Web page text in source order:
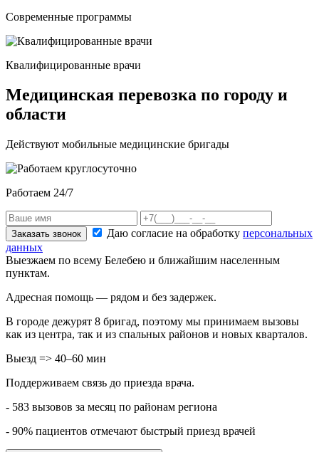
Современные программы
Квалифицированные врачи
Медицинская перевозка по городу и
области
Действуют мобильные медицинские бригады
Работаем 24/7
Заказать звонок Даю согласие на обработку персональных
данных
Выезжаем по всему Белебею и ближайшим населенным
пунктам.
Адресная помощь — рядом и без задержек.
В городе дежурят 8 бригад, поэтому мы принимаем вызовы
как из центра, так и из спальных районов и новых кварталов.
Выезд => 40–60 мин
Поддерживаем связь до приезда врача.
- 583 вызовов за месяц по районам региона
- 90% пациентов отмечают быстрый приезд врачей